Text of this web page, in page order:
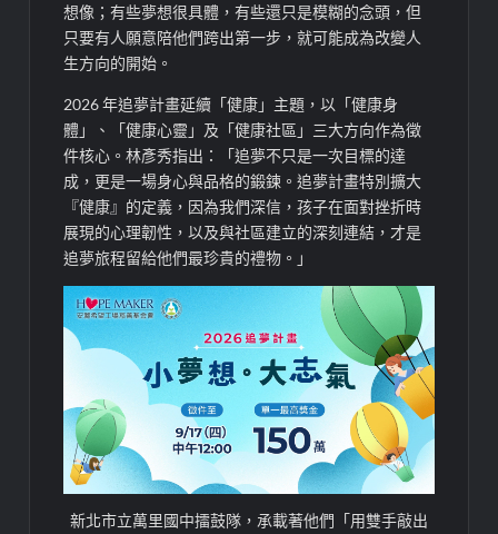
想像；有些夢想很具體，有些還只是模糊的念頭，但
只要有人願意陪他們跨出第一步，就可能成為改變人
生方向的開始。
2026年追夢計畫延續「健康」主題，以「健康身
體」、「健康心靈」及「健康社區」三大方向作為徵
件核心。林彥秀指出：「追夢不只是一次目標的達
成，更是一場身心與品格的鍛鍊。追夢計畫特別擴大
『健康』的定義，因為我們深信，孩子在面對挫折時
展現的心理韌性，以及與社區建立的深刻連結，才是
追夢旅程留給他們最珍貴的禮物。 」
新北市立萬里國中擂鼓隊，承載著他們「用雙手敲出